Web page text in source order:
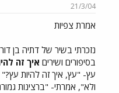
21/3/04
אמרת צפיות
נזכרתי בשיר של דתיה בן
בסיפורים ושירים איך זה
עץ- "עץ, איך זה להיות
ולא", אמרתי- "ברצינות